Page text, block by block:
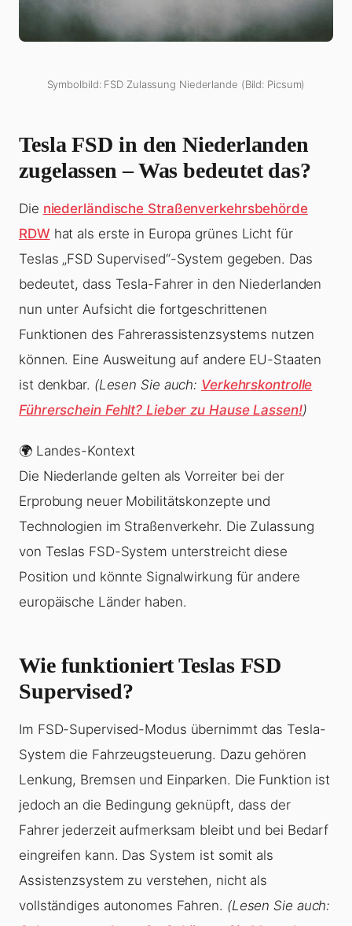
Symbolbild: FSD Zulassung Niederlande (Bild: Picsum)
Tesla FSD in den Niederlanden
zugelassen – Was bedeutet das?
Die niederländische Straßenverkehrsbehörde
RDW hat als erste in Europa grünes Licht für
Teslas „FSD Supervised“-System gegeben. Das
bedeutet, dass Tesla-Fahrer in den Niederlanden
nun unter Aufsicht die fortgeschrittenen
Funktionen des Fahrerassistenzsystems nutzen
können. Eine Ausweitung auf andere EU-Staaten
ist denkbar. (Lesen Sie auch: Verkehrskontrolle
Führerschein Fehlt? Lieber zu Hause Lassen!)
🌍 Landes-Kontext
Die Niederlande gelten als Vorreiter bei der
Erprobung neuer Mobilitätskonzepte und
Technologien im Straßenverkehr. Die Zulassung
von Teslas FSD-System unterstreicht diese
Position und könnte Signalwirkung für andere
europäische Länder haben.
Wie funktioniert Teslas FSD
Supervised?
Im FSD-Supervised-Modus übernimmt das Tesla-
System die Fahrzeugsteuerung. Dazu gehören
Lenkung, Bremsen und Einparken. Die Funktion ist
jedoch an die Bedingung geknüpft, dass der
Fahrer jederzeit aufmerksam bleibt und bei Bedarf
eingreifen kann. Das System ist somit als
Assistenzsystem zu verstehen, nicht als
vollständiges autonomes Fahren. (Lesen Sie auch: